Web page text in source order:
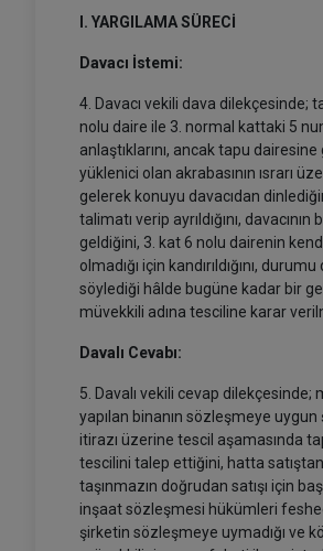
I. YARGILAMA SÜRECİ
Davacı İstemi:
4. Davacı vekili dava dilekçesinde;
nolu daire ile 3. normal kattaki 5
anlaştıklarını, ancak tapu
yüklenici olan akrabasının ısrarı
gelerek konuyu davacıdan
talimatı verip ayrıldığını,
geldiğini, 3. kat 6 nolu dairenin
olmadığı için kandırıldığını,
söylediği hâlde bugüne kadar bir
müvekkili adına tesciline karar
Davalı Cevabı:
5. Davalı vekili cevap
yapılan binanın sözleşmeye
itirazı üzerine tescil aşamasında
tescilini talep ettiğini, hatta
taşınmazın doğrudan satışı için
inşaat sözleşmesi hükümleri
şirketin sözleşmeye uymadığı ve